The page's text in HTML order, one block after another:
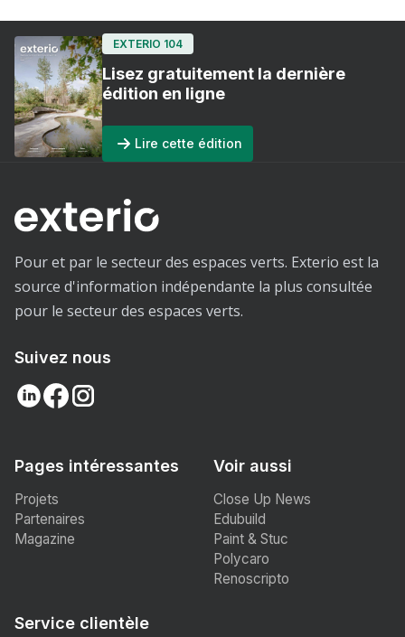
EXTERIO 104
Lisez gratuitement la dernière
édition en ligne
Lire cette édition
Pour et par le secteur des espaces verts. Exterio est la
source d'information indépendante la plus consultée
pour le secteur des espaces verts.
Suivez nous
Pages intéressantes
Projets
Partenaires
Magazine
Voir aussi
Close Up News
Edubuild
Paint & Stuc
Polycaro
Renoscripto
Service clientèle